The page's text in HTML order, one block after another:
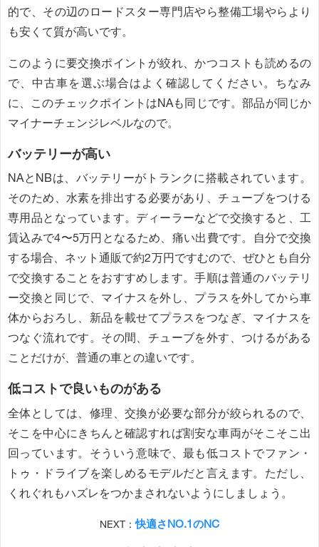
的で、その辺のロードスター専門店やら整備工場やらより
も安くて質が高いです。
このように要交換ポイントが絞れ、かつコストも読めるの
で、中古車を選ぶ場合はよく確認してください。ちなみ
に、このチェックポイントはNAも同じです。部品が同じか
マイナーチェンジレベルなので。
バッテリーが高い
NAとNBは、バッテリーがトランクに搭載されています。
そのため、水素を排出する必要があり、チューブをつける
専用品となっています。ディーラーなどで交換すると、工
賃込みで4〜5万円となるため、痛い出費です。自分で交換
する場合、ネット通販で約2万円ですむので、ぜひとも自分
で交換することをおすすめします。手順は普通のバッテリ
ー交換と同じで、マイナスを外し、プラスを外してから車
体からおろし、新品を載せてプラスをつなぎ、マイナスを
つなぐ流れです。その間、チューブを外す、つけるがある
ことだけが、普通の車との違いです。
低コストで良いものがある
全体としては、修理、交換が必要な部分が絞られるので、
そこを中心にきちんと確認すれば割安な車両がそこそこ出
回っています。そういう意味で、最も低コストでファン・
トゥ・ドライブを楽しめるモデルだと言えます。ただし、
くれぐれもハズレをつかまされないようにしましょう。
NEXT：快適さNO.1のNC